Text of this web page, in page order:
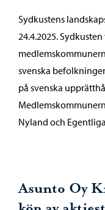
Sydkustens
24.4.2025.
svenska
på svenska
Nyland och
Asunto Oy